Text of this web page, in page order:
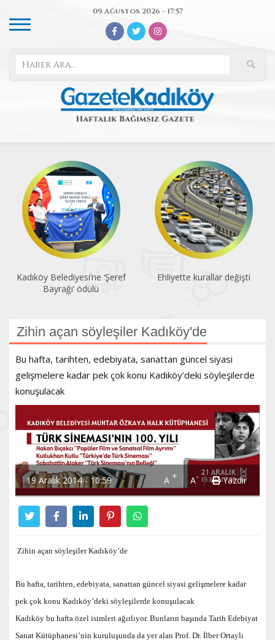
09 Ağustos 2026 - 17:57
Kadıköy Belediyesi’ne ‘Şeref
Bayrağı’ ödülü
Ehliyette kurallar değişti
Zihin açan söyleşiler Kadıköy'de
Bu hafta, tarihten, edebiyata, sanattan güncel siyasi
gelişmelere kadar pek çok konu Kadıköy’deki söyleşilerde
konuşulacak
19 Aralık 2014 - 10:59 A + A- Yazdır
Zihin açan söyleşiler Kadıköy’de
Bu hafta, tarihten, edebiyata, sanattan güncel siyasi gelişmelere kadar
pek çok konu Kadıköy’deki söyleşilerde konuşulacak
Kadıköy bu hafta özel isimleri ağırlıyor. Bunların başında Tarih Edebiyat
Sanat Kütüphanesi’nin kuruluşunda da yer alan Prof. Dr. İlber Ortaylı